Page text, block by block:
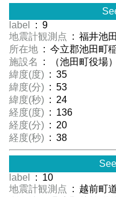
label
: 9
地震計観測点 : 福井池
所在地 : 今立郡池田町
施設名
: （池田町役場）
緯度(度) : 35
緯度(分) : 53
緯度(秒) : 24
経度(度) : 136
経度(分) : 20
経度(秒) : 38
label
: 10
地震計観測点 : 越前町